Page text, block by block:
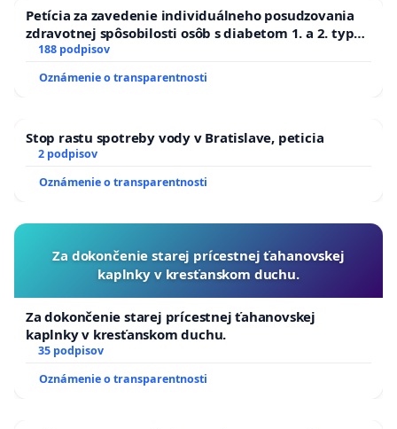
Petícia za zavedenie individuálneho posudzovania
zdravotnej spôsobilosti osôb s diabetom 1. a 2. typu
pri prijímaní do Policajného zboru SR
188 podpisov
Oznámenie o transparentnosti
Stop rastu spotreby vody v Bratislave, peticia
2 podpisov
Oznámenie o transparentnosti
Za dokončenie starej prícestnej ťahanovskej
kaplnky v kresťanskom duchu.
Za dokončenie starej prícestnej ťahanovskej
kaplnky v kresťanskom duchu.
35 podpisov
Oznámenie o transparentnosti